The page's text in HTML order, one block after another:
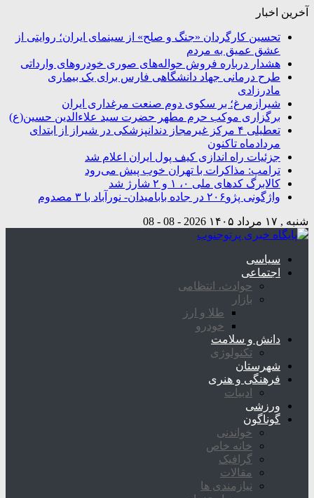
آخرین اخبار
تحسین کارگردان «جنگ و صلح» از سینمای ایران؛ روایتی از
عشق عمیق به مردم
هشدار درباره فروش حواله‌های صوری خودروهای وارداتی
طرح درمانی جهاد دانشگاهی فارس برای یک بیماری
مادرزادی
شیرازمرغ؛ بر سکوی دوم صنعت مرغداری ایران
برگزاری موکب حرم مطهر حضرت سید علاءالدین حسین(ع)
تعطیلی ۴ مرکز غیرمجاز دندانپزشکی در شیراز از ابتدای
مردادماه تاکنون
جزئیات راه اندازی کیف پول ایران اعلام شد
ترامپ: مذاکرات با تهران خوب پیش می‌رود
کالابرگ کدهای ملی ۰، ۱ و ۲ شارژ شد
واژگونی پژو۲۰۶ در جاده بابامیدان- نورآباد با ۳ مصدوم
شنبه , ۱۷ مرداد ۱۴۰۵ 2026 - 08 - 08
سیاسی
اجتماعی
حوادث، انتظامی
بازار
طلا و ارز
خودرو
دانش و سلامت
تکنولوژی
شهرستان
فرهنگی و هنری
ادبیات
ورزشی
گوناگون
خواندنی
خانه خاص
گرافیک
مقالات
نیازمندی ها